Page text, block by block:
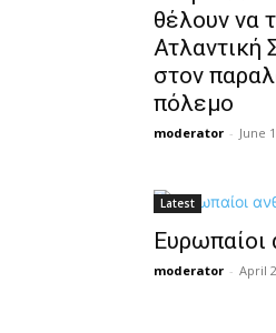
θέλουν να
Ατλαντική
στον
πόλεμο
moderator - June
Latest
moderator - April